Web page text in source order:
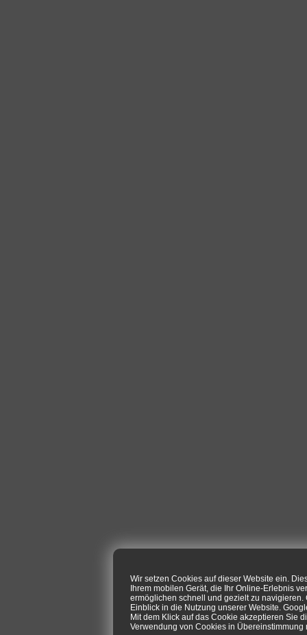
Wir setzen Cookies auf dieser Website ein.
Ihrem mobilen Gerät, die Ihr Online-Erlebnis
ermöglichen schnell und gezielt zu
Einblick in die Nutzung unserer Website.
Mit dem Klick auf das Cookie akzeptieren Sie
Verwendung von Cookies in